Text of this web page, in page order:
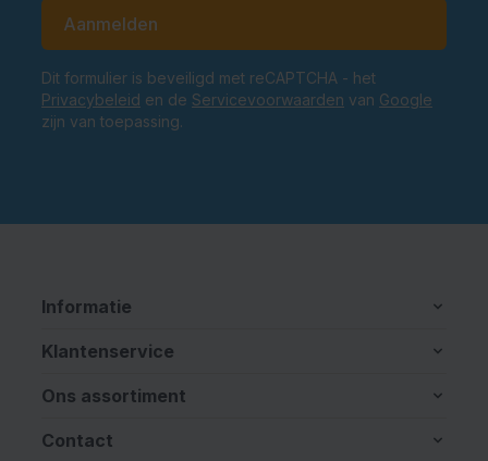
Aanmelden
Dit formulier is beveiligd met reCAPTCHA - het
Privacybeleid en de Servicevoorwaarden van Google
zijn van toepassing.
Informatie
Klantenservice
Ons assortiment
Contact